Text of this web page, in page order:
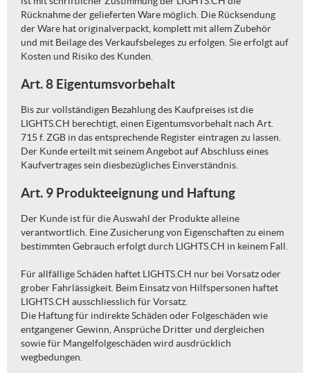
Rücknahme der gelieferten Ware möglich. Die Rücksendung
der Ware hat originalverpackt, komplett mit allem Zubehör
und mit Beilage des Verkaufsbeleges zu erfolgen. Sie erfolgt auf
Kosten und Risiko des Kunden.
Art. 8 Eigentumsvorbehalt
Bis zur vollständigen Bezahlung des Kaufpreises ist die
LIGHTS.CH berechtigt, einen Eigentumsvorbehalt nach Art.
715 f. ZGB in das entsprechende Register eintragen zu lassen.
Der Kunde erteilt mit seinem Angebot auf Abschluss eines
Kaufvertrages sein diesbezügliches Einverständnis.
Art. 9 Produkteeignung und Haftung
Der Kunde ist für die Auswahl der Produkte alleine
verantwortlich. Eine Zusicherung von Eigenschaften zu einem
bestimmten Gebrauch erfolgt durch LIGHTS.CH in keinem Fall.
Für allfällige Schäden haftet LIGHTS.CH nur bei Vorsatz oder
grober Fahrlässigkeit. Beim Einsatz von Hilfspersonen haftet
LIGHTS.CH ausschliesslich für Vorsatz.
Die Haftung für indirekte Schäden oder Folgeschäden wie
entgangener Gewinn, Ansprüche Dritter und dergleichen
sowie für Mangelfolgeschäden wird ausdrücklich
wegbedungen.